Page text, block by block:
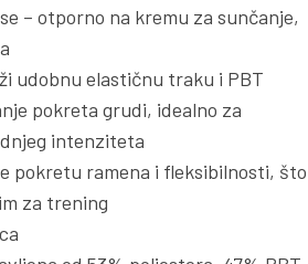
– otporno na kremu za sunčanje,
udobnu elastičnu traku i PBT
pokreta grudi, idealno za
intenziteta
pokretu ramena i fleksibilnosti, što
za trening